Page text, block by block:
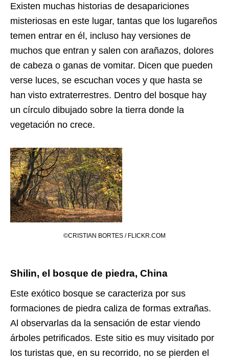
Existen muchas historias de desapariciones
misteriosas en este lugar, tantas que los lugareños
temen entrar en él, incluso hay versiones de
muchos que entran y salen con arañazos, dolores
de cabeza o ganas de vomitar. Dicen que pueden
verse luces, se escuchan voces y que hasta se
han visto extraterrestres. Dentro del bosque hay
un círculo dibujado sobre la tierra donde la
vegetación no crece.
©CRISTIAN BORTES / FLICKR.COM
Shilin, el bosque de piedra, China
Este exótico bosque se caracteriza por sus
formaciones de piedra caliza de formas extrañas.
Al observarlas da la sensación de estar viendo
árboles petrificados. Este sitio es muy visitado por
los turistas que, en su recorrido, no se pierden el